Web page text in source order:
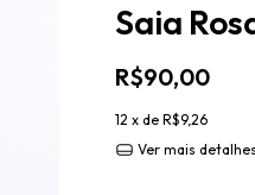
Saia
R$90,00
12 x de R$9,26
Ver mais detalhes